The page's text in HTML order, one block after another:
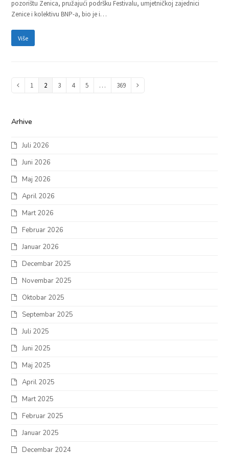
pozorištu Zenica, pružajući podršku Festivalu, umjetničkoj zajednici
Zenice i kolektivu BNP-a, bio je i…
Više
Previous
Page
1 Page
2 Page
3 Page
4 Page
5 … Page
369
Arhive
Juli 2026
Juni 2026
Maj 2026
April 2026
Mart 2026
Februar 2026
Januar 2026
Decembar 2025
Novembar 2025
Oktobar 2025
Septembar 2025
Juli 2025
Juni 2025
Maj 2025
April 2025
Mart 2025
Februar 2025
Januar 2025
Decembar 2024